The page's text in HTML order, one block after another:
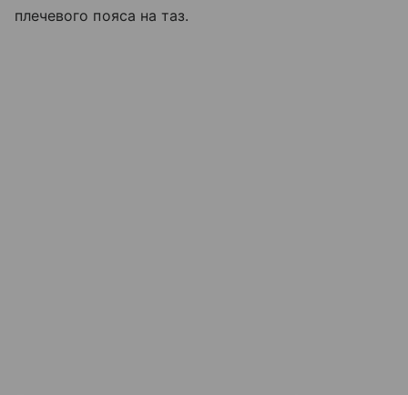
плечевого пояса на таз.